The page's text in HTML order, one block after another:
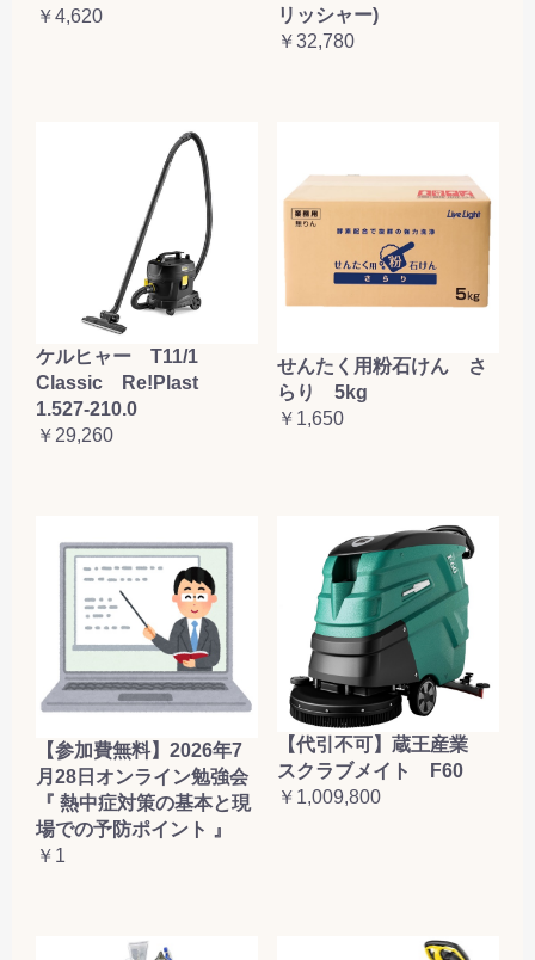
￥4,620
リッシャー)
￥32,780
ケルヒャー T11/1
Classic Re!Plast
1.527-210.0
￥29,260
せんたく用粉石けん さ
らり 5kg
￥1,650
【参加費無料】2026年7
月28日オンライン勉強会
『 熱中症対策の基本と現
場での予防ポイント 』
￥1
【代引不可】蔵王産業
スクラブメイト F60
￥1,009,800